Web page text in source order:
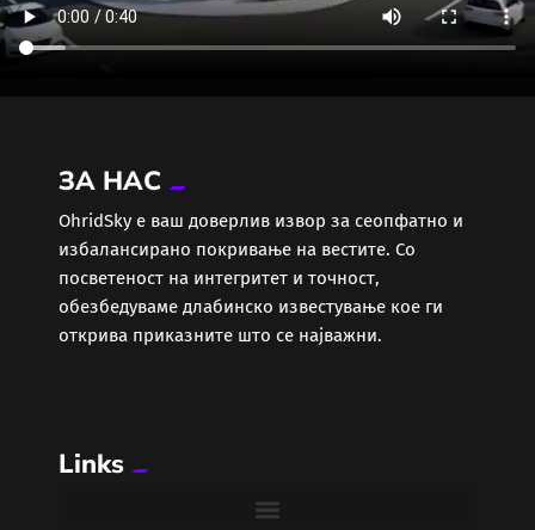
ЗА НАС
ОhridSky е ваш доверлив извор за сеопфатно и
избалансирано покривање на вестите. Со
посветеност на интегритет и точност,
обезбедуваме длабинско известување кое ги
открива приказните што се најважни.
Links